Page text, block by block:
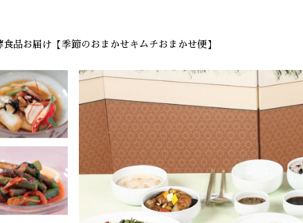
品お届け【季節のおまかせキムチおまかせ便】